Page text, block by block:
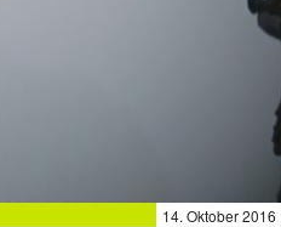
14. Oktober 2016